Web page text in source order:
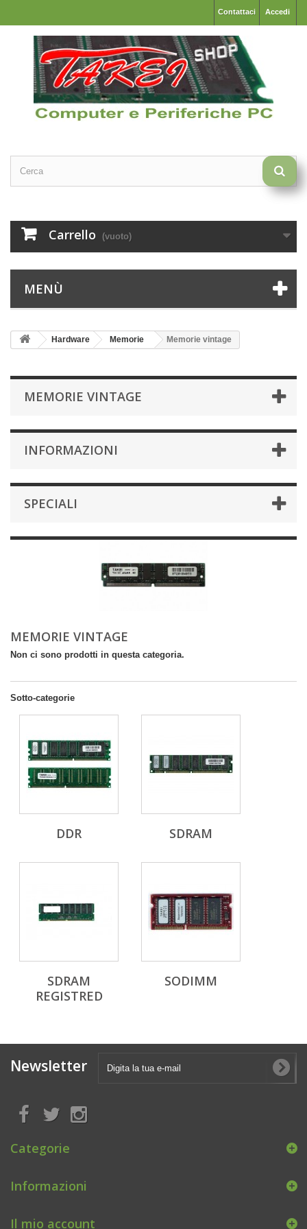
Accedi
Contattaci
Carrello (vuoto)
MENÙ
Hardware Memorie Memorie vintage
MEMORIE VINTAGE
INFORMAZIONI
SPECIALI
MEMORIE VINTAGE
Non ci sono prodotti in questa categoria.
Sotto-categorie
DDR SDRAM
SDRAM
REGISTRED
SODIMM
Newsletter
Categorie
Informazioni
Il mio account